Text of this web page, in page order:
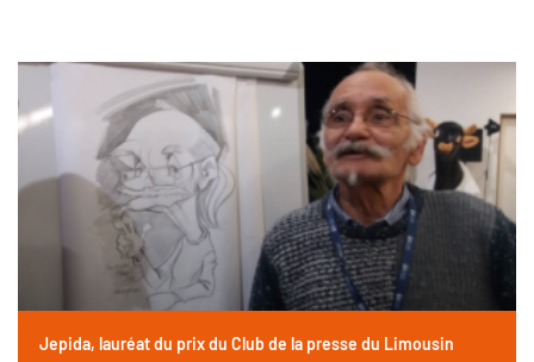
Jepida, lauréat du prix du Club de la presse du Limousin